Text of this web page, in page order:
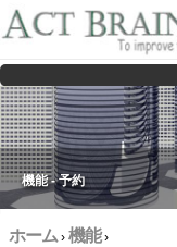
Drupalサイトの制作・保守を
ださい
機能 - 予約
ホーム› 機能›